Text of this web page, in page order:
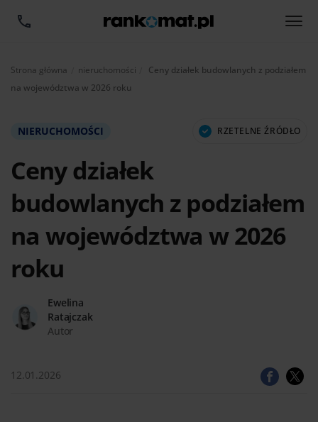
Strona główna nieruchomości Aktualnie:
Ceny działek budowlanych z podziałem
na województwa w 2026 roku
NIERUCHOMOŚCI RZETELNE ŹRÓDŁO
Ceny działek
budowlanych z podziałem
na województwa w 2026
roku
Ewelina
Ratajczak
Autor
12.01.2026